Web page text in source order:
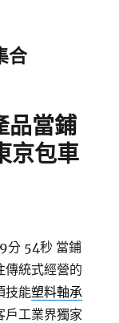
合
品當鋪
京包車
分 54秒 當鋪
傳統式經營的
技能塑料軸承
戶工業界獨家